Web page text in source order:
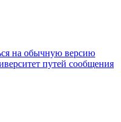
на обычную версию